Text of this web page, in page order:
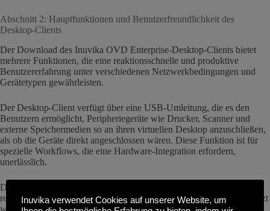
Abschnitt 2: Hauptfunktionen und Benutzerfreundlichkeit des
Desktop-Clients
Der Download des Inuvika OVD Enterprise-Desktop-Clients bietet
mehrere Funktionen, die eine reaktionsschnelle und produktive
Benutzererfahrung unter verschiedenen Netzwerkbedingungen und
Gerätetypen gewährleisten.
Der Desktop-Client verfügt über eine USB-Umleitung, die es den
Benutzern ermöglicht, Peripheriegeräte wie Drucker, Scanner und
externe Speichermedien so an ihren virtuellen Desktop anzuschließen,
als ob die Geräte direkt angeschlossen wären. Diese Funktion ist für
spezielle Workflows, die eine Hardware-Integration erfordern,
unerlässlich.
Die Optimierung des Videostreamings stellt sicher, dass Videoinhalte
reaktionsschnell angezeigt werden und die Bandbreite effizient genutzt
wird, selbst bei variablen Netzwerkverbindungen. Benutzer, die
Inuvika verwendet Cookies auf unserer Website, um